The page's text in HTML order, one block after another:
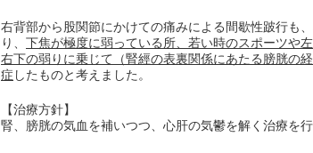
右背部から股関節にかけての痛みによる間歇性跛行も
り、 下焦が極度に弱っている所、若い時のスポーツや
右下の弱りに乗じて（腎經の表裏関係にあたる膀胱の
症 したものと考えました。
【治療方針】
腎、膀胱の気血を補いつつ、心肝の気鬱を解く治療を行